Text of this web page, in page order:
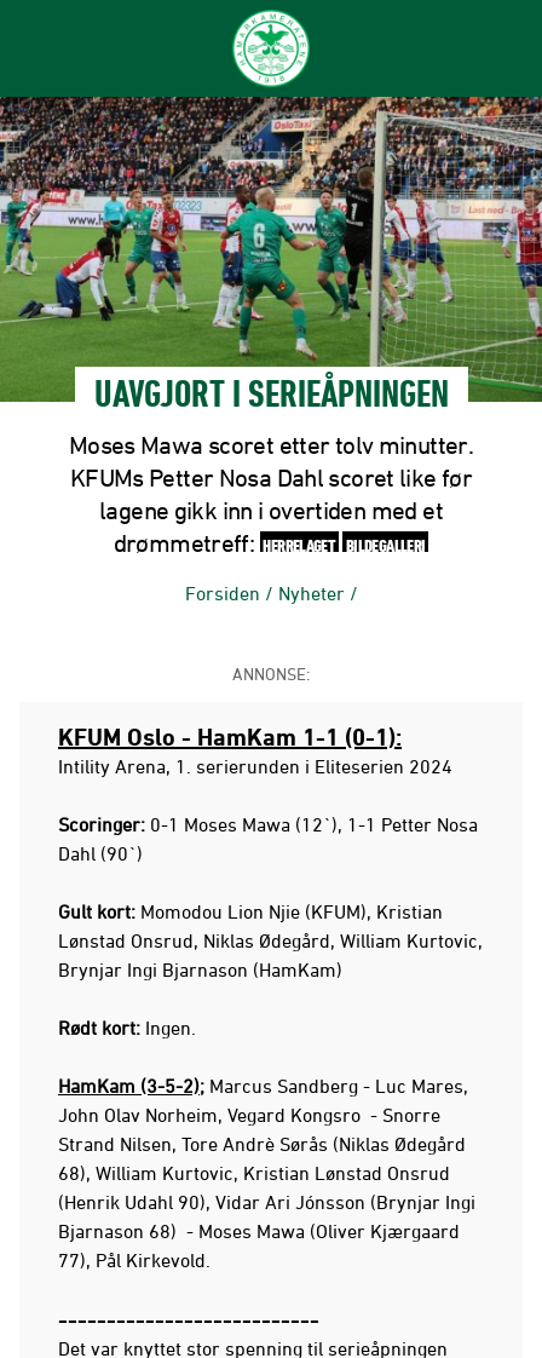
UAVGJORT I SERIEÅPNINGEN
Moses Mawa scoret etter tolv minutter.
KFUMs Petter Nosa Dahl scoret like før
lagene gikk inn i overtiden med et
drømmetreff: HERRELAGET BILDEGALLERI
Forsiden / Nyheter /
ANNONSE:
KFUM Oslo - HamKam 1-1 (0-1):
Intility Arena, 1. serierunden i Eliteserien 2024
Scoringer: 0-1 Moses Mawa (12`), 1-1 Petter Nosa
Dahl (90`)
Gult kort: Momodou Lion Njie (KFUM), Kristian
Lønstad Onsrud, Niklas Ødegård, William Kurtovic,
Brynjar Ingi Bjarnason (HamKam)
Rødt kort: Ingen.
HamKam (3-5-2); Marcus Sandberg - Luc Mares,
John Olav Norheim, Vegard Kongsro - Snorre
Strand Nilsen, Tore Andrè Sørås (Niklas Ødegård
68), William Kurtovic, Kristian Lønstad Onsrud
(Henrik Udahl 90), Vidar Ari Jónsson (Brynjar Ingi
Bjarnason 68) - Moses Mawa (Oliver Kjærgaard
77), Pål Kirkevold.
---------------------------
Det var knyttet stor spenning til serieåpningen